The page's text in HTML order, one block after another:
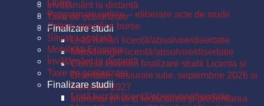
Învățământ la distanță
Taxe de școlarizare
Finalizare studii
Listă lucrări licență/absolvire/disertație
Metodologie licență/absolvire/disertație
Comisii examen finalizare studii Licenta si
Disertatie, sesiunile iulie, septembrie 2026 și
februarie 2027
Îndrumar privind redactarea și prezentarea
Orare
Programare online – eliberare acte de studii
Criterii specifice burse
Situația școlară
Mobilități Erasmus
Învățământ la distanță
Taxe de școlarizare
Finalizare studii
Listă lucrări licență/absolvire/disertație